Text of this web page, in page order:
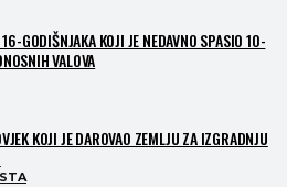
GODIŠNJAKA KOJI JE NEDAVNO SPASIO 10-
VALOVA
KOJI JE DAROVAO ZEMLJU ZA IZGRADNJU